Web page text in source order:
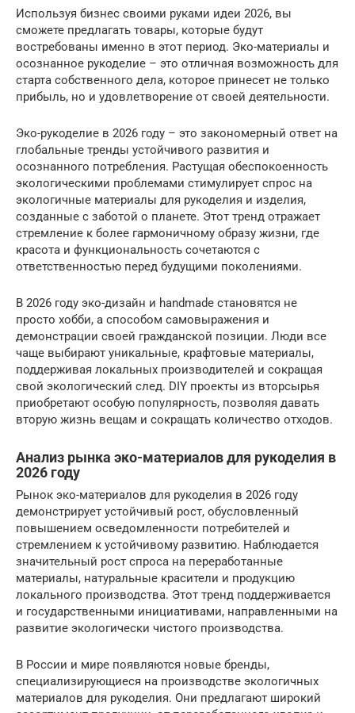
Используя бизнес своими руками идеи 2026, вы
сможете предлагать товары, которые будут
востребованы именно в этот период. Эко-материалы и
осознанное рукоделие – это отличная возможность для
старта собственного дела, которое принесет не только
прибыль, но и удовлетворение от своей деятельности.
Эко-рукоделие в 2026 году – это закономерный ответ на
глобальные тренды устойчивого развития и
осознанного потребления. Растущая обеспокоенность
экологическими проблемами стимулирует спрос на
экологичные материалы для рукоделия и изделия,
созданные с заботой о планете. Этот тренд отражает
стремление к более гармоничному образу жизни, где
красота и функциональность сочетаются с
ответственностью перед будущими поколениями.
В 2026 году эко-дизайн и handmade становятся не
просто хобби, а способом самовыражения и
демонстрации своей гражданской позиции. Люди все
чаще выбирают уникальные, крафтовые материалы,
поддерживая локальных производителей и сокращая
свой экологический след. DIY проекты из вторсырья
приобретают особую популярность, позволяя давать
вторую жизнь вещам и сокращать количество отходов.
Анализ рынка эко-материалов для рукоделия в
2026 году
Рынок эко-материалов для рукоделия в 2026 году
демонстрирует устойчивый рост, обусловленный
повышением осведомленности потребителей и
стремлением к устойчивому развитию. Наблюдается
значительный рост спроса на переработанные
материалы, натуральные красители и продукцию
локального производства. Этот тренд поддерживается
и государственными инициативами, направленными на
развитие экологически чистого производства.
В России и мире появляются новые бренды,
специализирующиеся на производстве экологичных
материалов для рукоделия. Они предлагают широкий